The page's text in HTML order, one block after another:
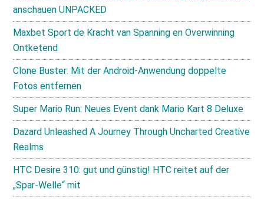
anschauen UNPACKED
Maxbet Sport de Kracht van Spanning en Overwinning
Ontketend
Clone Buster: Mit der Android-Anwendung doppelte
Fotos entfernen
Super Mario Run: Neues Event dank Mario Kart 8 Deluxe
Dazard Unleashed A Journey Through Uncharted Creative
Realms
HTC Desire 310: gut und günstig! HTC reitet auf der
„Spar-Welle“ mit